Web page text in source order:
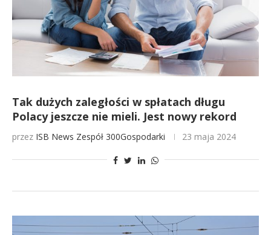
Tak dużych zaległości w spłatach długu
Polacy jeszcze nie mieli. Jest nowy rekord
przez ISB News Zespół 300Gospodarki 23 maja 2024